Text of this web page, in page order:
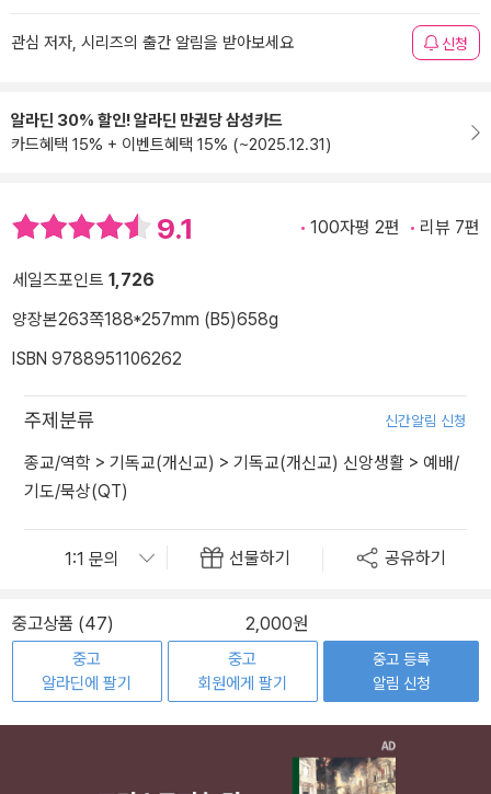
관심 저자, 시리즈의 출간 알림을 받아보세요 신청
알라딘 30% 할인! 알라딘 만권당 삼성카드
카드혜택 15% + 이벤트혜택 15% (~2025.12.31)
9.1 100자평 2편 리뷰 7편
세일즈포인트 1,726
양장본263쪽188*257mm (B5)658g
ISBN 9788951106262
주제분류 신간알림 신청
종교/역학 > 기독교(개신교) > 기독교(개신교) 신앙생활 > 예배/
기도/묵상(QT)
선물하기 공유하기
중고상품 (47) 2,000원
중고
알라딘에 팔기
중고
회원에게 팔기
중고 등록
알림 신청